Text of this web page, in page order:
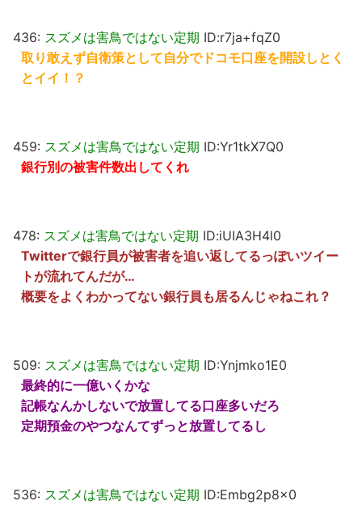
436: スズメは害鳥ではない定期 ID:r7ja+fqZ0
取り敢えず自衛策として自分でドコモ口座を開設しとく
とイイ！？
459: スズメは害鳥ではない定期 ID:Yr1tkX7Q0
銀行別の被害件数出してくれ
478: スズメは害鳥ではない定期 ID:iUIA3H4l0
Twitterで銀行員が被害者を追い返してるっぽいツイー
トが流れてんだが…
概要をよくわかってない銀行員も居るんじゃねこれ？
509: スズメは害鳥ではない定期 ID:Ynjmko1E0
最終的に一億いくかな
記帳なんかしないで放置してる口座多いだろ
定期預金のやつなんてずっと放置してるし
536: スズメは害鳥ではない定期 ID:Embg2p8x0